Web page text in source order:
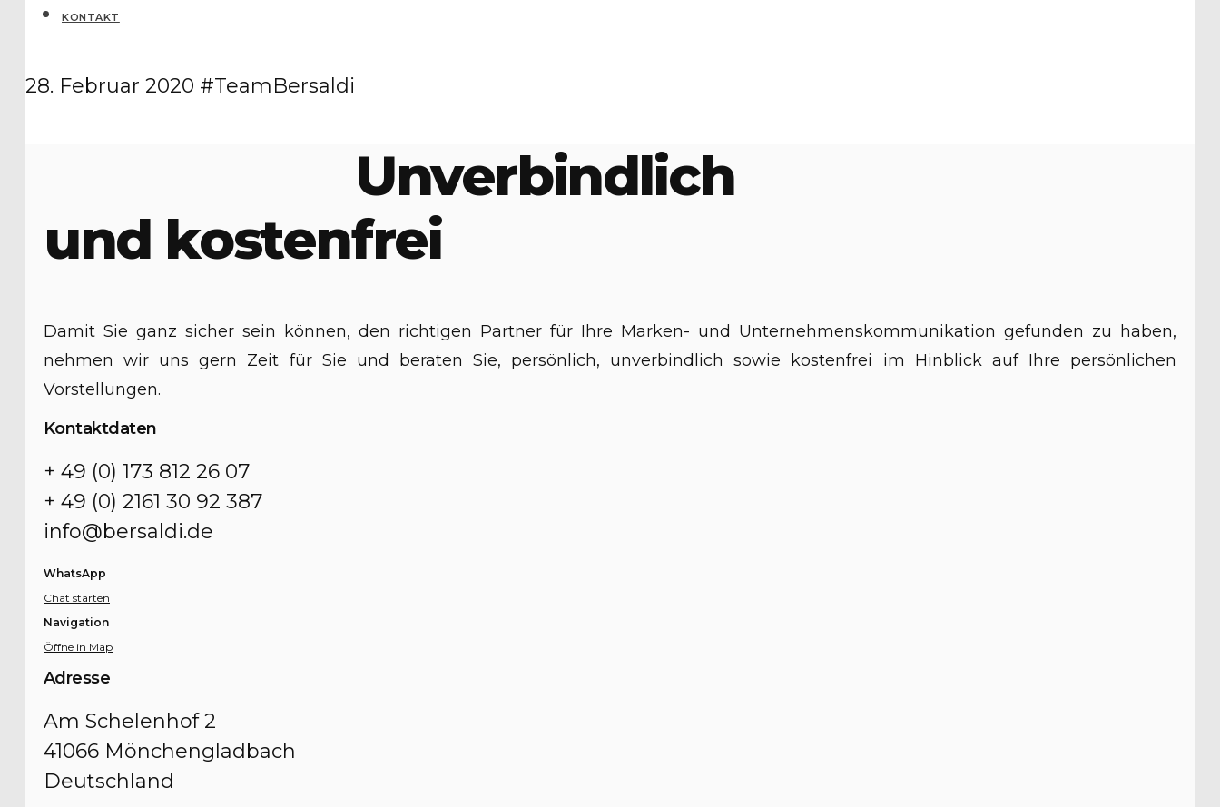
KONTAKT
28. Februar 2020 #TeamBersaldi
Unverbindlich
und kostenfrei
Damit Sie ganz sicher sein können, den richtigen Partner für Ihre Marken- und Unternehmenskommunikation gefunden zu haben,
nehmen wir uns gern Zeit für Sie und beraten Sie, persönlich, unverbindlich sowie kostenfrei im Hinblick auf Ihre persönlichen
Vorstellungen.
Kontaktdaten
+ 49 (0) 173 812 26 07
+ 49 (0) 2161 30 92 387
info@bersaldi.de
WhatsApp
Chat starten
Navigation
Öffne in Map
Adresse
Am Schelenhof 2
41066 Mönchengladbach
Deutschland